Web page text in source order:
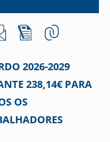
2026-2029
238,14€ PARA
OS